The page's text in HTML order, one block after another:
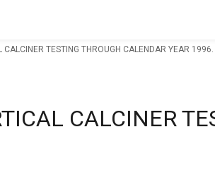
CALCINER TESTING THROUGH CALENDAR YEAR 1996.
CALCINER